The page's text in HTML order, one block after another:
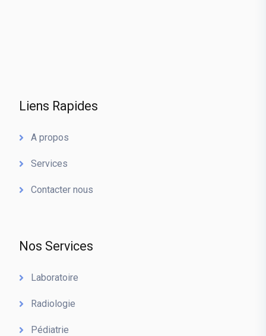
Liens Rapides
A propos
Services
Contacter nous
Nos Services
Laboratoire
Radiologie
Pédiatrie